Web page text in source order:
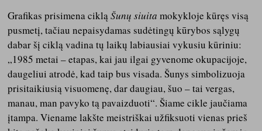
Grafikas prisimena cikląŠunų siuita mokykloje kūręs visą
pusmetį, tačiau nepaisydamas sudėtingų kūrybos sąlygų
dabar šį ciklą vadina tų laikų labiausiai vykusiu kūriniu:
„1985 metai – etapas, kai jau ilgai gyvenome okupacijoje,
daugeliui atrodė, kad taip bus visada. Šunys simbolizuoja
prisitaikiusią visuomenę, dar daugiau, šuo – tai vergas,
manau, man pavyko tą pavaizduoti“. Šiame cikle jaučiama
įtampa. Viename lakšte meistriškai užfiksuoti vienas prieš